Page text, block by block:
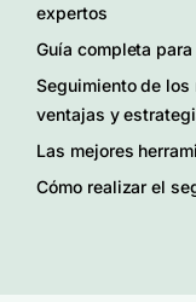
expertos
Guía completa
Seguimiento de
ventajas y
Las mejores
Cómo realizar el